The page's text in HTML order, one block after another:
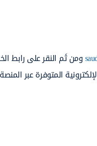
ومن ثَم النقر على رابط
المتوفرة عبر